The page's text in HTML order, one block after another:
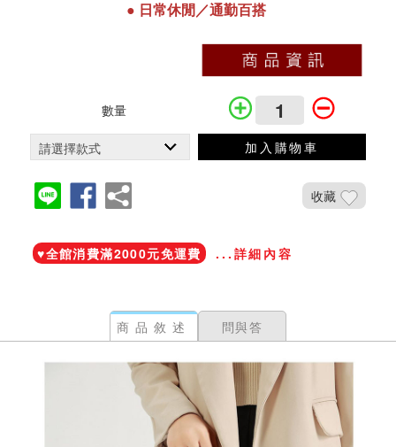
● 日常休閒／通勤百搭
數量
加入購物車
收藏
♥️全館消費滿2000元免運費 ...詳細內容
商品敘述 問與答